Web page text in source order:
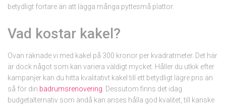
betydligt fortare än att lägga många pyttesmå plattor.
Vad kostar kakel?
Ovan räknade vi med kakel på 300 kronor per kvadratmeter. Det här
är dock något som kan variera väldigt mycket. Håller du utkik efter
kampanjer kan du hitta kvalitativt kakel till ett betydligt lägre pris än
så för din badrumsrenovering . Dessutom finns det idag
budgetalternativ som ändå kan anses hålla god kvalitet, till kanske